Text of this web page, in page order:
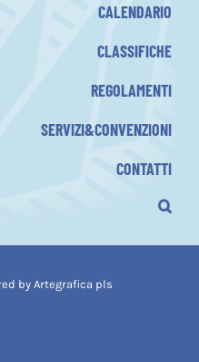
CALENDARIO
CLASSIFICHE
REGOLAMENTI
SERVIZI&CONVENZIONI
CONTATTI
by Artegrafica pls